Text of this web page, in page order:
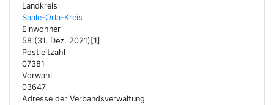
Landkreis
Saale-Orla-Kreis
Einwohner
58 (31. Dez. 2021)[1]
Postleitzahl
07381
Vorwahl
03647
Adresse der Verbandsverwaltung